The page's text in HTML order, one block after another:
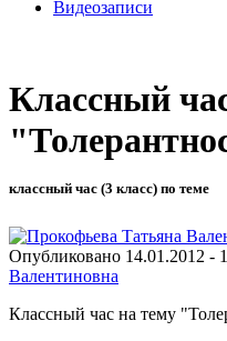
Видеозаписи
Классный
классный час (3 класс) по теме
Опубликовано 14.01.2012 -
Валентиновна
Классный час на тему